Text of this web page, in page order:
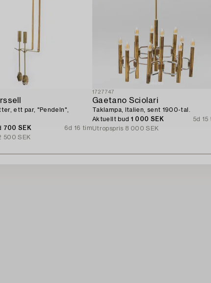
ett par, "Pendeln",
700 SEK
6d 16 tim
500 SEK
1727747
Gaetano Sciolari
Taklampa, Italien, sent 1900-tal.
Aktuellt bud 1 000 SEK
5d 15
Utropspris 8 000 SEK